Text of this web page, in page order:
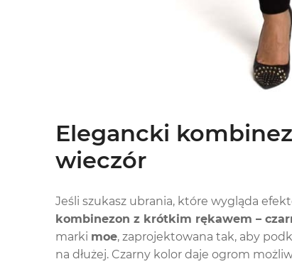
Elegancki
wieczór
Jeśli szukasz ubrania, które wygląda
kombinezon z krótkim rękawem –
marki moe, zaprojektowana tak, aby
na dłużej. Czarny kolor daje ogrom